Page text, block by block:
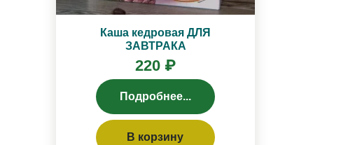
Каша кедровая ДЛЯ
ЗАВТРАКА
220 ₽
Подробнее...
В корзину